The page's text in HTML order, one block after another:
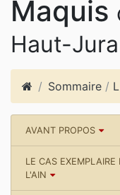
Maquis
Haut-Jura
Sommaire /
AVANT PROPOS
LE CAS
L'AIN